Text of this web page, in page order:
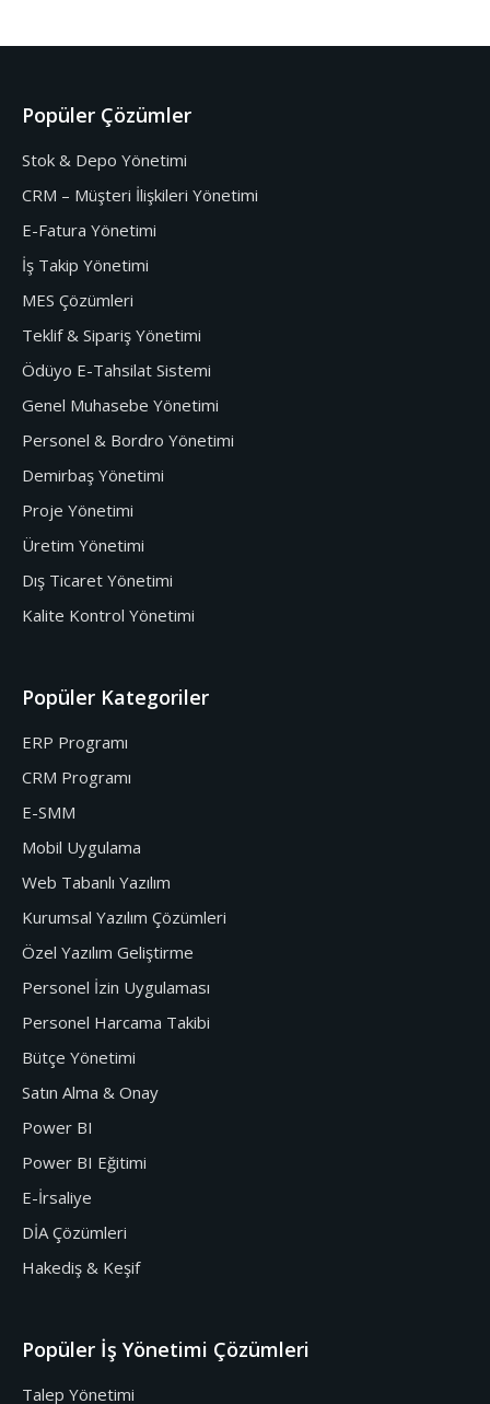
Popüler Çözümler
Stok & Depo Yönetimi
CRM – Müşteri İlişkileri Yönetimi
E-Fatura Yönetimi
İş Takip Yönetimi
MES Çözümleri
Teklif & Sipariş Yönetimi
Ödüyo E-Tahsilat Sistemi
Genel Muhasebe Yönetimi
Personel & Bordro Yönetimi
Demirbaş Yönetimi
Proje Yönetimi
Üretim Yönetimi
Dış Ticaret Yönetimi
Kalite Kontrol Yönetimi
Popüler Kategoriler
ERP Programı
CRM Programı
E-SMM
Mobil Uygulama
Web Tabanlı Yazılım
Kurumsal Yazılım Çözümleri
Özel Yazılım Geliştirme
Personel İzin Uygulaması
Personel Harcama Takibi
Bütçe Yönetimi
Satın Alma & Onay
Power BI
Power BI Eğitimi
E-İrsaliye
DİA Çözümleri
Hakediş & Keşif
Popüler İş Yönetimi Çözümleri
Talep Yönetimi